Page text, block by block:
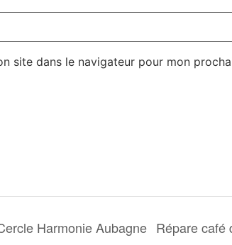
site dans le navigateur pour mon
Harmonie Aubagne Répare café